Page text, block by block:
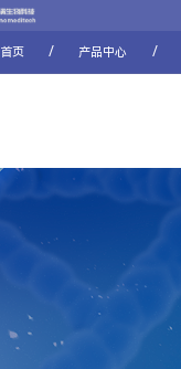
首页 / 产品中心 /